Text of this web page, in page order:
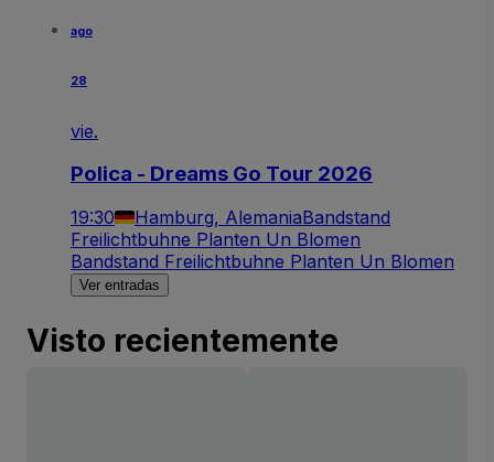
ago
28
vie.
Polica - Dreams Go Tour 2026
19:30 Hamburg, AlemaniaBandstand
Freilichtbuhne Planten Un Blomen
Bandstand Freilichtbuhne Planten Un Blomen
Ver entradas
Visto recientemente